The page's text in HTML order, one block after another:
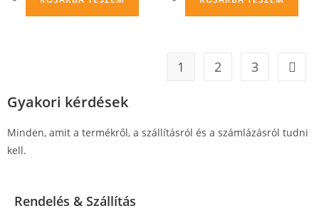
1 2 3
Gyakori kérdések
Minden, amit a termékről, a szállításról és a számlázásról tudni
kell.
Rendelés & Szállítás